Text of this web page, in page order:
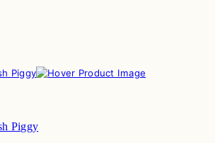
Piggy